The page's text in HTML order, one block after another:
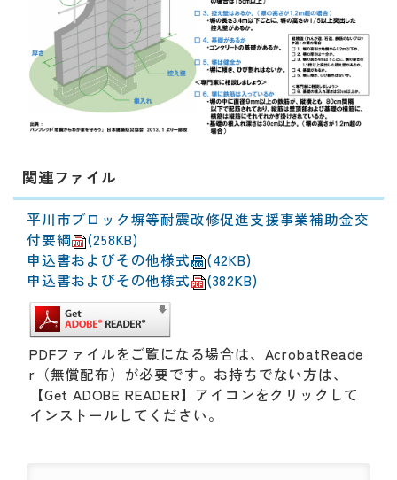
関連ファイル
平川市ブロック塀等耐震改修促進支援事業補助金交
付要綱
(258KB)
申込書およびその他様式
(42KB)
申込書およびその他様式
(382KB)
PDFファイルをご覧になる場合は、AcrobatReade
r（無償配布）が必要です。お持ちでない方は、
【Get ADOBE READER】アイコンをクリックして
インストールしてください。